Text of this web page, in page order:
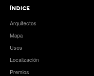
ÍNDICE
Arquitectos
Mapa
Usos
Localización
Premios